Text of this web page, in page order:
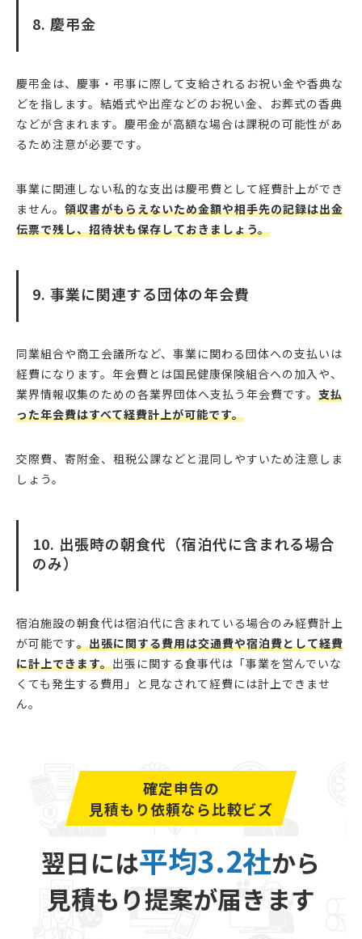
8. 慶弔金
慶弔金は、慶事・弔事に際して支給されるお祝い金や香典な
どを指します。結婚式や出産などのお祝い金、お葬式の香典
などが含まれます。慶弔金が高額な場合は課税の可能性があ
るため注意が必要です。
事業に関連しない私的な支出は慶弔費として経費計上ができ
ません。 領収書がもらえないため金額や相手先の記録は出金
伝票で残し、招待状も保存しておきましょう。
9. 事業に関連する団体の年会費
同業組合や商工会議所など、事業に関わる団体への支払いは
経費になります。年会費とは国民健康保険組合への加入や、
業界情報収集のための各業界団体へ支払う年会費です。 支払
った年会費はすべて経費計上が可能です。
交際費、寄附金、租税公課などと混同しやすいため注意しま
しょう。
10. 出張時の朝食代（宿泊代に含まれる場合
のみ）
宿泊施設の朝食代は宿泊代に含まれている場合のみ経費計上
が可能です。出張に関する費用は交通費や宿泊費として経費
に計上できます。出張に関する食事代は「事業を営んでいな
くても発生する費用」と見なされて経費には計上できませ
ん。
確定申告の
見積もり依頼なら比較ビズ
翌日には平均3.2社から
見積もり提案が届きます